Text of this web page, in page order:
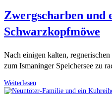
Zwergscharben und
Schwarzkopfmöwe
Nach einigen kalten,
zum Ismaninger Speichersee zu
Weiterlesen